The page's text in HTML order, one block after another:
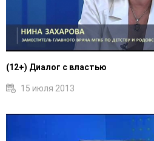
(12+) Диалог с властью
15 июля 2013